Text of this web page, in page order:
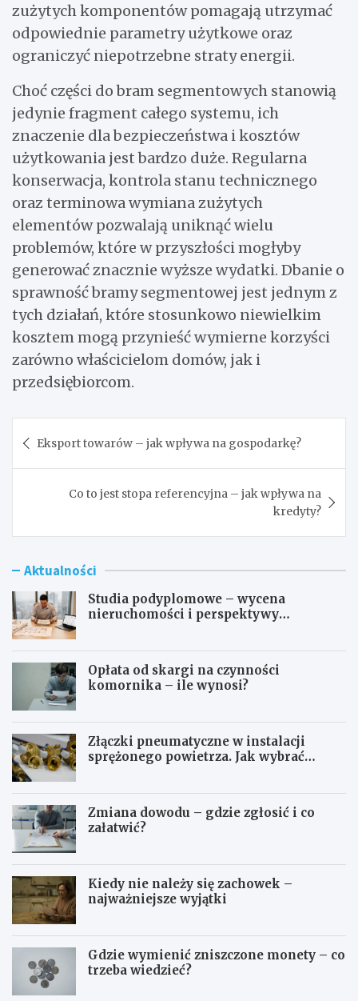
zużytych komponentów pomagają utrzymać
odpowiednie parametry użytkowe oraz
ograniczyć niepotrzebne straty energii.
Choć części do bram segmentowych stanowią
jedynie fragment całego systemu, ich
znaczenie dla bezpieczeństwa i kosztów
użytkowania jest bardzo duże. Regularna
konserwacja, kontrola stanu technicznego
oraz terminowa wymiana zużytych
elementów pozwalają uniknąć wielu
problemów, które w przyszłości mogłyby
generować znacznie wyższe wydatki. Dbanie o
sprawność bramy segmentowej jest jednym z
tych działań, które stosunkowo niewielkim
kosztem mogą przynieść wymierne korzyści
zarówno właścicielom domów, jak i
przedsiębiorcom.
wpisu
Eksport towarów – jak wpływa na gospodarkę?
Co to jest stopa referencyjna – jak wpływa na
kredyty?
Aktualności
Studia podyplomowe – wycena
nieruchomości i perspektywy
Opłata od skargi na czynności
komornika – ile wynosi?
Złączki pneumatyczne w instalacji
sprężonego powietrza. Jak wybrać
Zmiana dowodu – gdzie zgłosić i co
załatwić?
Kiedy nie należy się zachowek –
najważniejsze wyjątki
Gdzie wymienić zniszczone monety – co
trzeba wiedzieć?
S
O